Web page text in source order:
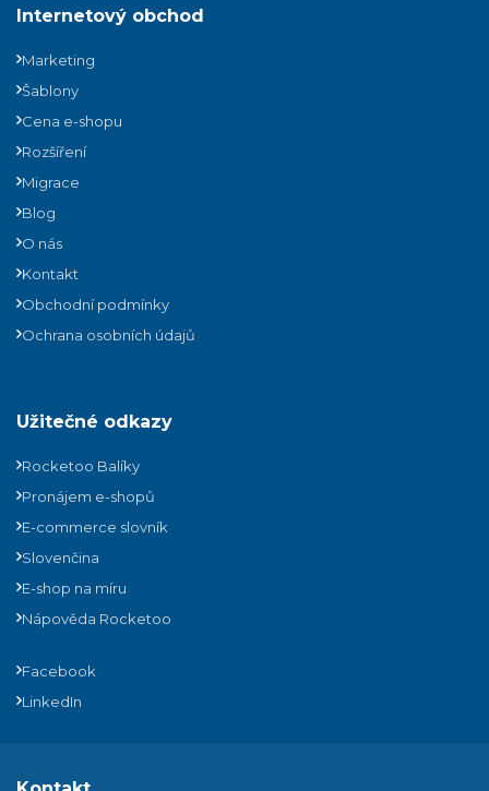
Internetový obchod
Marketing
Šablony
Cena e-shopu
Rozšíření
Migrace
Blog
O nás
Kontakt
Obchodní podmínky
Ochrana osobních údajů
Užitečné odkazy
Rocketoo Balíky
Pronájem e-shopů
E-commerce slovník
Slovenčina
E-shop na míru
Nápověda Rocketoo
Facebook
LinkedIn